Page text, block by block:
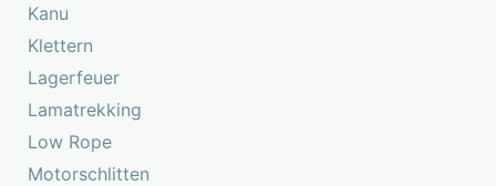
Kanu
Klettern
Lagerfeuer
Lamatrekking
Low Rope
Motorschlitten